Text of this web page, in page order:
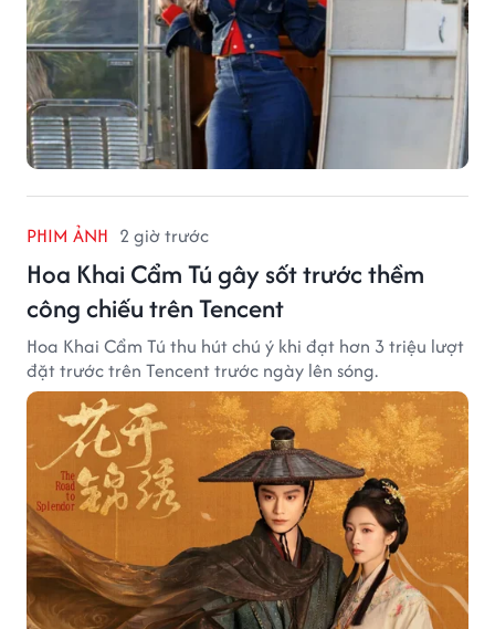
PHIM ẢNH 2 giờ trước
Hoa Khai Cẩm Tú gây sốt trước thềm
công chiếu trên Tencent
Hoa Khai Cẩm Tú thu hút chú ý khi đạt hơn 3 triệu lượt
đặt trước trên Tencent trước ngày lên sóng.